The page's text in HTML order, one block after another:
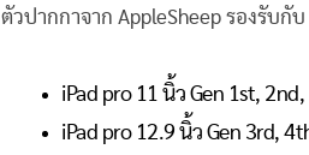
ตัวปากกาจาก AppleSheep รองรับกั
iPad pro 11 นิ้ว Gen 1st, 2nd,
iPad pro 12.9 นิ้ว Gen 3rd,